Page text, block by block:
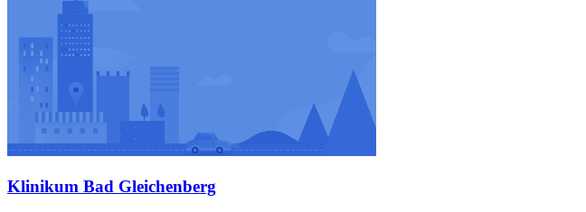
Klinikum Bad Gleichenberg